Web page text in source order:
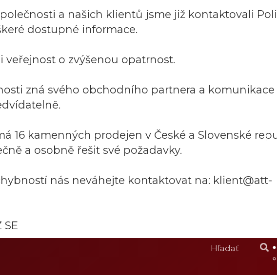
a našich klientů jsme již kontaktovali
dostupné informace.
veřejnost o zvýšenou opatrnost.
zná svého obchodního partnera a
16 kamenných prodejen v České a Slovenské
a osobně řešit své požadavky.
nás neváhejte kontaktovat na: klient@att-